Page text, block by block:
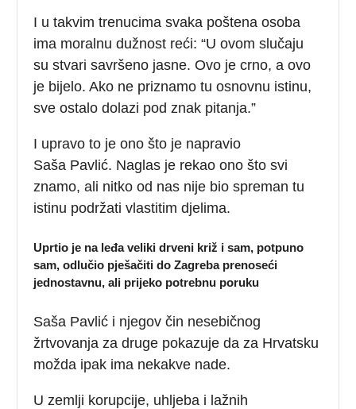
I u takvim trenucima svaka poštena osoba
ima moralnu dužnost reći: “U ovom slučaju
su stvari savršeno jasne. Ovo je crno, a ovo
je bijelo. Ako ne priznamo tu osnovnu istinu,
sve ostalo dolazi pod znak pitanja.”
I upravo to je ono što je napravio
Saša Pavlić. Naglas je rekao ono što svi
znamo, ali nitko od nas nije bio spreman tu
istinu podržati vlastitim djelima.
Uprtio je na leđa veliki drveni križ i sam, potpuno
sam, odlučio pješačiti do Zagreba prenoseći
jednostavnu, ali prijeko potrebnu poruku
Saša Pavlić i njegov čin nesebičnog
žrtvovanja za druge pokazuje da za Hrvatsku
možda ipak ima nekakve nade.
U zemlji korupcije, uhljeba i lažnih